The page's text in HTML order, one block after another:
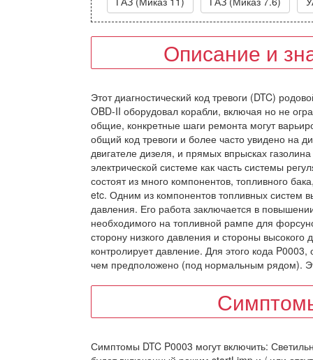
Описание и
Этот диагностический код тревоги (DTC)
OBD-II оборудовал корабли, включая но не
общие, конкретные шаги ремонта могут
общий код тревоги и более часто увидено на
двигателе дизеля, и прямых впрысках
электрической системе как часть системы
состоят из много компонентов, топливного
etc. Одним из компонентов топливных систем
давления. Его работа заключается в
необходимого на топливной рампе для
сторону низкого давления и стороны
контролирует давление. Для этого кода
чем предположено (под нормальным рядом).
Симптомы DTC P0003 могут включить: